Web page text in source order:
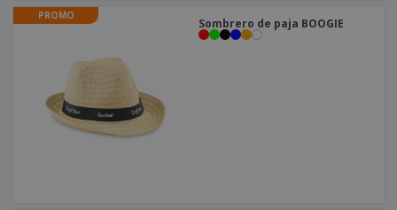
PROMO
Sombrero de paja BOOGIE